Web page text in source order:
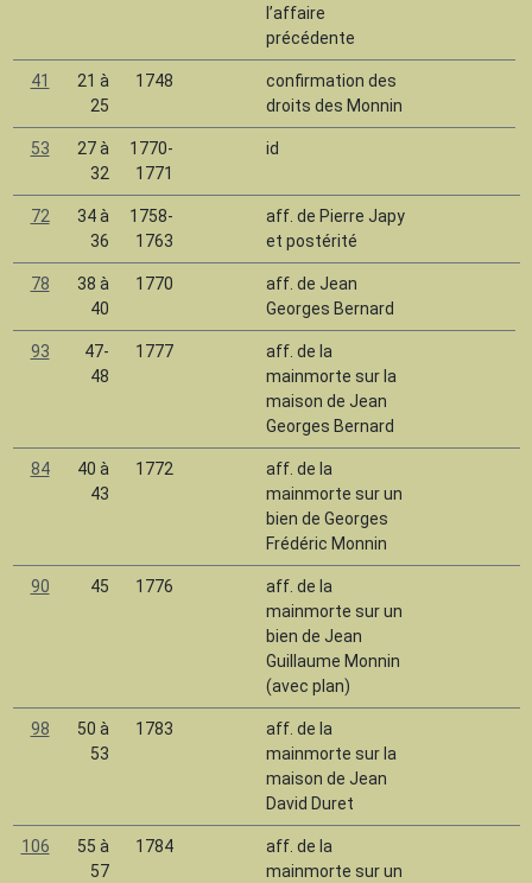
l’affaire
précédente
41
21 à
25
1748
confirmation des
droits des Monnin
53
27 à
32
1770-
1771
id
72
34 à
36
1758-
1763
aff. de Pierre Japy
et postérité
78
38 à
40
1770
aff. de Jean
Georges Bernard
93
47-
48
1777
aff. de la
mainmorte sur la
maison de Jean
Georges Bernard
84
40 à
43
1772
aff. de la
mainmorte sur un
bien de Georges
Frédéric Monnin
90 45 1776
aff. de la
mainmorte sur un
bien de Jean
Guillaume Monnin
(avec plan)
98
50 à
53
1783
aff. de la
mainmorte sur la
maison de Jean
David Duret
106
55 à
57
1784
aff. de la
mainmorte sur un